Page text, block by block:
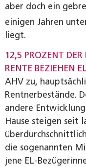
aber doch ein
einigen Jahren
liegt.
12,5 PROZENT
RENTE BEZIEHEN EL
AHV zu,
Rentnerbestände.
andere
Hause steigen seit
die sogenannten
jene EL-